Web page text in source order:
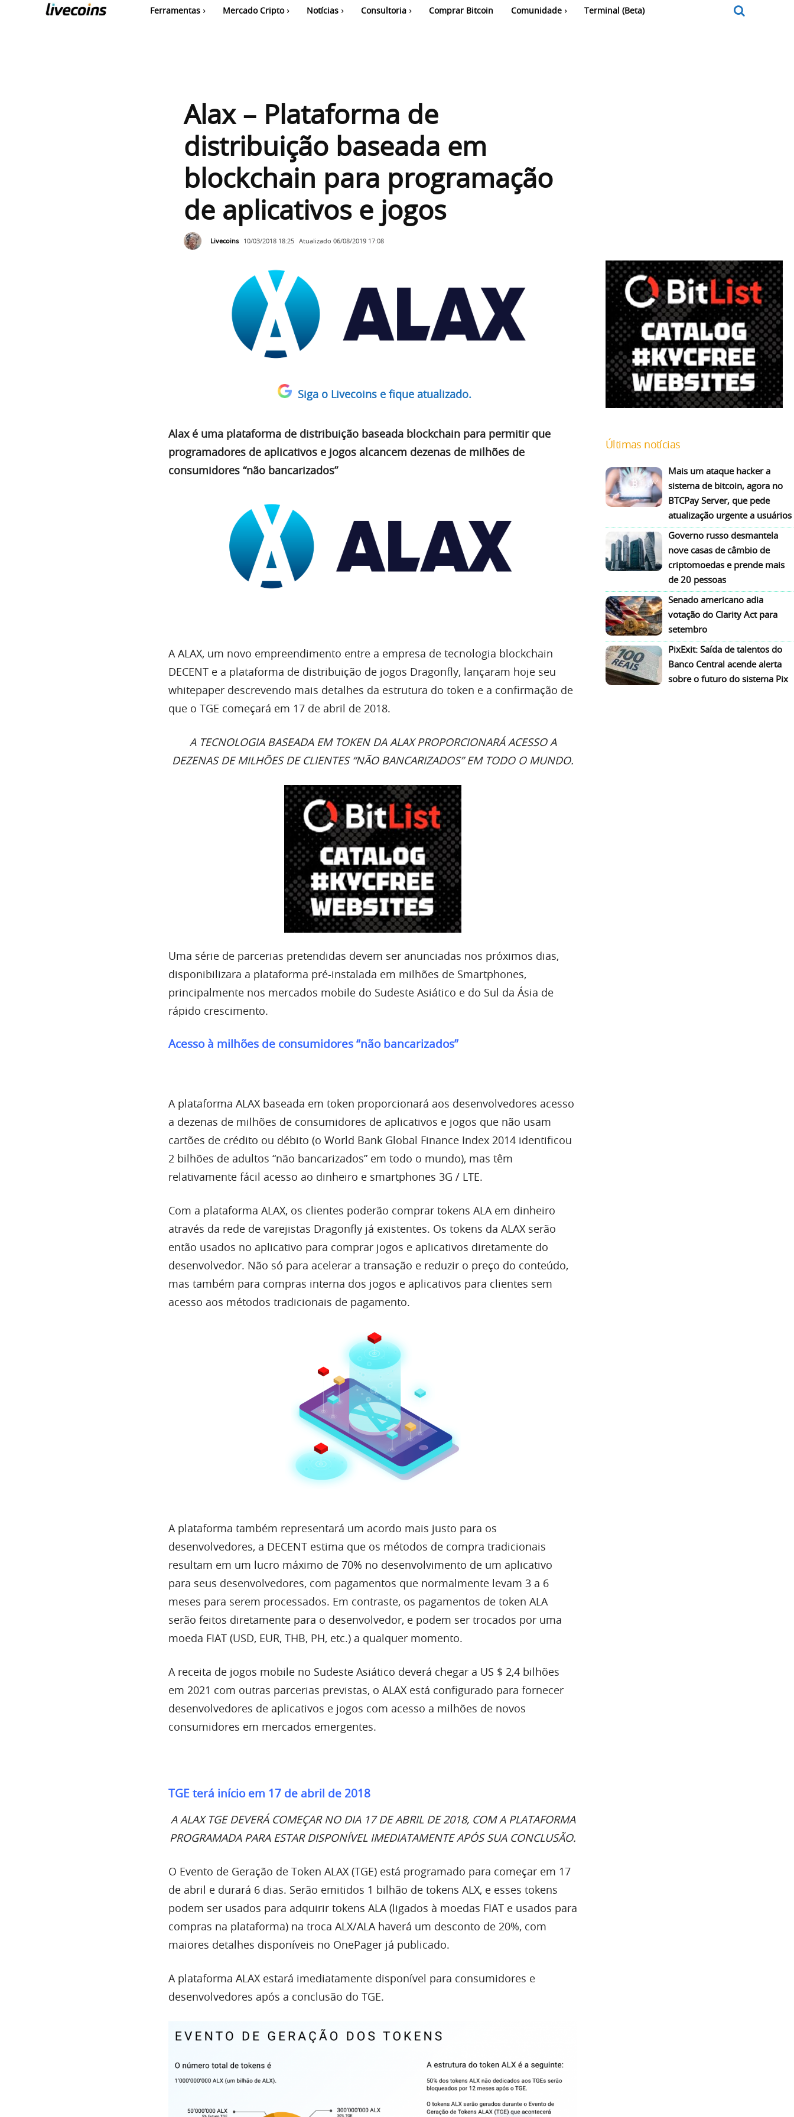
Ferramentas Mercado Cripto Notícias Consultoria Comprar Bitcoin Comunidade Terminal (Beta)
Alax – Plataforma de
distribuição baseada em
blockchain para programação
de aplicativos e jogos
Livecoins 10/03/2018 18:25 Atualizado 06/08/2019 17:08
Siga o Livecoins e fique atualizado.
Alax é uma plataforma de distribuição baseada blockchain para permitir que
programadores de aplicativos e jogos alcancem dezenas de milhões de
consumidores “não bancarizados”
A ALAX, um novo empreendimento entre a empresa de tecnologia blockchain
DECENT e a plataforma de distribuição de jogos Dragonfly, lançaram hoje seu
whitepaper descrevendo mais detalhes da estrutura do token e a confirmação de
que o TGE começará em 17 de abril de 2018.
A TECNOLOGIA BASEADA EM TOKEN DA ALAX PROPORCIONARÁ ACESSO A
DEZENAS DE MILHÕES DE CLIENTES “NÃO BANCARIZADOS” EM TODO O MUNDO.
Uma série de parcerias pretendidas devem ser anunciadas nos próximos dias,
disponibilizara a plataforma pré-instalada em milhões de Smartphones,
principalmente nos mercados mobile do Sudeste Asiático e do Sul da Ásia de
rápido crescimento.
Acesso à milhões de consumidores “não bancarizados”
A plataforma ALAX baseada em token proporcionará aos desenvolvedores acesso
a dezenas de milhões de consumidores de aplicativos e jogos que não usam
cartões de crédito ou débito (o World Bank Global Finance Index 2014 identificou
2 bilhões de adultos “não bancarizados” em todo o mundo), mas têm
relativamente fácil acesso ao dinheiro e smartphones 3G / LTE.
Com a plataforma ALAX, os clientes poderão comprar tokens ALA em dinheiro
através da rede de varejistas Dragonfly já existentes. Os tokens da ALAX serão
então usados ​​no aplicativo para comprar jogos e aplicativos diretamente do
desenvolvedor. Não só para acelerar a transação e reduzir o preço do conteúdo,
mas também para compras interna dos jogos e aplicativos para clientes sem
acesso aos métodos tradicionais de pagamento.
A plataforma também representará um acordo mais justo para os
desenvolvedores, a DECENT estima que os métodos de compra tradicionais
resultam em um lucro máximo de 70% no desenvolvimento de um aplicativo
para seus desenvolvedores, com pagamentos que normalmente levam 3 a 6
meses para serem processados. Em contraste, os pagamentos de token ALA
serão feitos diretamente para o desenvolvedor, e podem ser trocados por uma
moeda FIAT (USD, EUR, THB, PH, etc.) a qualquer momento.
A receita de jogos mobile no Sudeste Asiático deverá chegar a US $ 2,4 bilhões
em 2021 com outras parcerias previstas, o ALAX está configurado para fornecer
desenvolvedores de aplicativos e jogos com acesso a milhões de novos
consumidores em mercados emergentes.
TGE terá início em 17 de abril de 2018
A ALAX TGE DEVERÁ COMEÇAR NO DIA 17 DE ABRIL DE 2018, COM A PLATAFORMA
PROGRAMADA PARA ESTAR DISPONÍVEL IMEDIATAMENTE APÓS SUA CONCLUSÃO.
O Evento de Geração de Token ALAX (TGE) está programado para começar em 17
de abril e durará 6 dias. Serão emitidos 1 bilhão de tokens ALX, e esses tokens
podem ser usados ​​para adquirir tokens ALA (ligados à moedas FIAT e usados ​​para
compras na plataforma) na troca ALX/ALA haverá um desconto de 20%, com
maiores detalhes disponíveis no OnePager já publicado.
A plataforma ALAX estará imediatamente disponível para consumidores e
desenvolvedores após a conclusão do TGE.
Últimas notícias
Mais um ataque hacker a
sistema de bitcoin, agora no
BTCPay Server, que pede
atualização urgente a usuários
Governo russo desmantela
nove casas de câmbio de
criptomoedas e prende mais
de 20 pessoas
Senado americano adia
votação do Clarity Act para
setembro
PixExit: Saída de talentos do
Banco Central acende alerta
sobre o futuro do sistema Pix